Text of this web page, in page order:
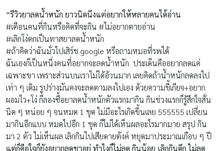
“รีวิวยาลดน้ำหนัก ยาวนิดนึงแต่อยากให้หลายคนได้อ่าน
#เตือนคนที่กินหรือคิดที่จะกิน #ไม่อยากตายอ่าน
#เลิกโง่ตกเป็นทาสยาลดน้ำหนัก
#ถ้าคิดว่าฉันมั่วไปเสิร์ช google หรือถามหมอที่รพได้
ฉันเองก็เป็นหนึ่งคนที่อยากจะลดน้ำหนัก ประเด็นคืออยากลดแค่
เฉพาะขา เพราะส่วนบนเราไม่ได้อ้วนมาก เลยคิดถ้าน้ำหนักลดลงไป
เท่า ๆ เดิม รูปร่างมันคงจะลดตามลงไปเอง ด้วยความขี้เกียจ+อยาก
ผอมไว+โง่ ก็ลองซื้อยาลดน้ำหนักตัวแรกมากิน กินช่วงแรกก็รู้สึกใจสั่น
นิด ๆ หน่อย ๆ จนหมด 1 ชุด ไม่มีอะไรเกิดขึ้นเลย 555555 เปลี่ยน
มากินอีกแบบ หมดไปอีก 1 ชุด ก็ไม่ได้เห็นผลอะไรมากมาย สรุป กิน
มา 2 ตัว ไม่เห็นผล เลิกกินไปเสียดายตังค์ หยุดมาประมาณเกือบ ๆ ปี
แต่ก็คือใจก็ยังอยากลดขาอยู่ ทำไงก็ไม่ลด กินน้อย เลิกกินดึก ไม่ลด